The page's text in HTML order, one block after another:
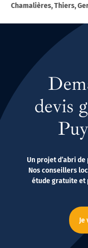
Chamalières, Thiers,
devis
Un projet d’abri
Nos conseillers
étude gratuite et
Je